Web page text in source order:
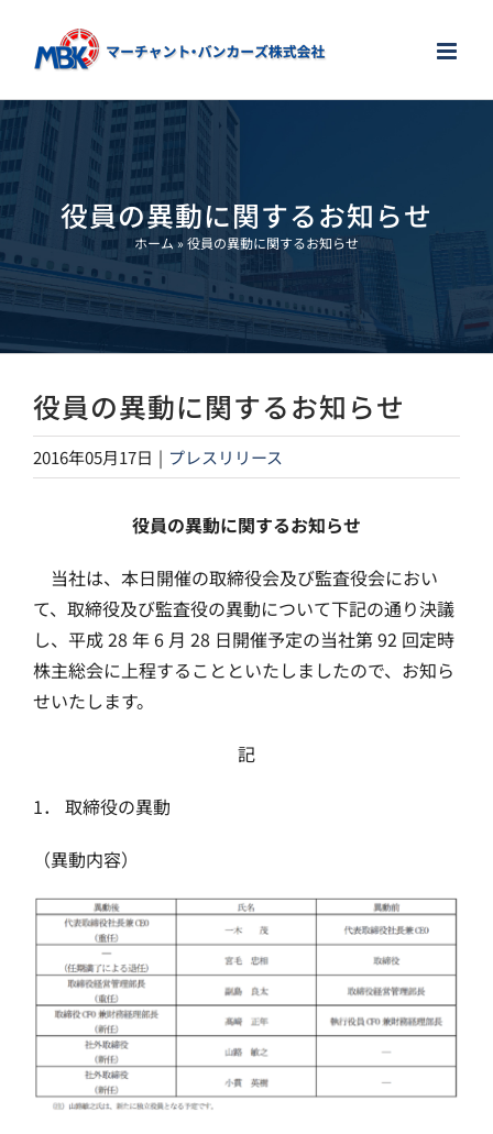
content
役員の異動に関するお知らせ
ホーム»役員の異動に関するお知らせ
役員の異動に関するお知らせ
2016年05月17日 | プレスリリース
役員の異動に関するお知らせ
当社は、本日開催の取締役会及び監査役会におい
て、取締役及び監査役の異動について下記の通り決議
し、平成 28 年 6 月 28 日開催予定の当社第 92 回定時
株主総会に上程することといたしましたので、お知ら
せいたします。
記
1． 取締役の異動
（異動内容）